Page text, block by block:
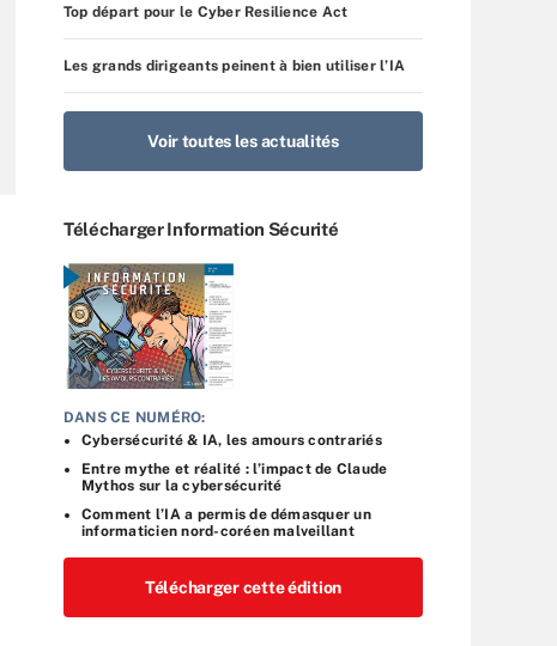
Top départ pour le Cyber Resilience Act
Les grands dirigeants peinent à bien utiliser l’IA
Voir toutes les actualités
Télécharger Information Sécurité
DANS CE NUMÉRO:
Cybersécurité & IA, les amours contrariés
Entre mythe et réalité : l’impact de Claude
Mythos sur la cybersécurité
Comment l’IA a permis de démasquer un
informaticien nord-coréen malveillant
Télécharger cette édition